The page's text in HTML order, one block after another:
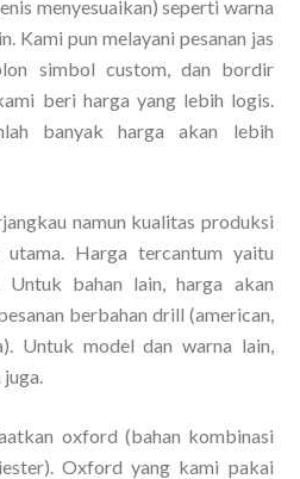
menyesuaikan) seperti warna
Kami pun melayani pesanan jas
simbol custom, dan bordir
beri harga yang lebih logis.
banyak harga akan lebih
namun kualitas produksi
utama. Harga tercantum yaitu
Untuk bahan lain, harga akan
berbahan drill (american,
Untuk model dan warna lain,
juga.
oxford (bahan kombinasi
Oxford yang kami pakai